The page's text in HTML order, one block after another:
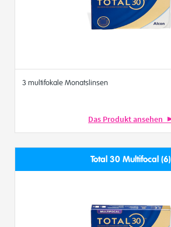
3 multifokale Monatslinsen
Das Produkt ansehen
Total 30 Multifocal (6)